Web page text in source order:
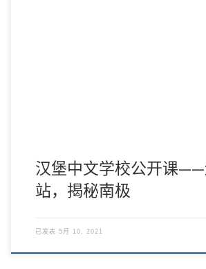
汉堡中文学校公开课
站，揭秘南极
已发表 5月 10, 2021